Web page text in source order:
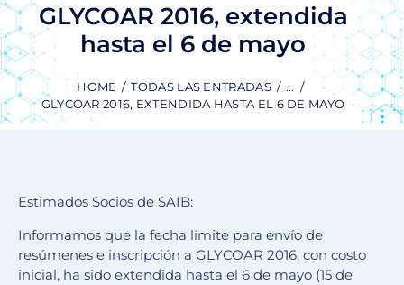
GLYCOAR 2016, extendida
hasta el 6 de mayo
HOME TODAS LAS ENTRADAS
...
GLYCOAR 2016, EXTENDIDA HASTA EL 6 DE MAYO
Estimados Socios de SAIB:
Informamos que la fecha límite para envío de
resúmenes e inscripción a GLYCOAR 2016, con costo
inicial, ha sido extendida hasta el 6 de mayo (15 de